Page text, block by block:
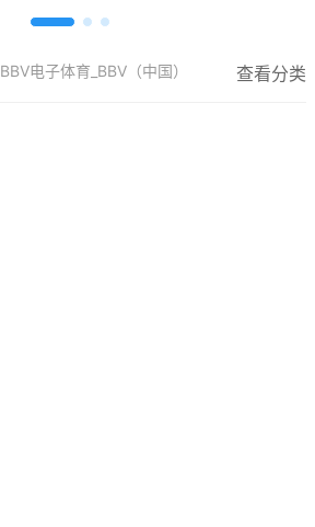
BBV电子体育_BBV（中国） 查看分类